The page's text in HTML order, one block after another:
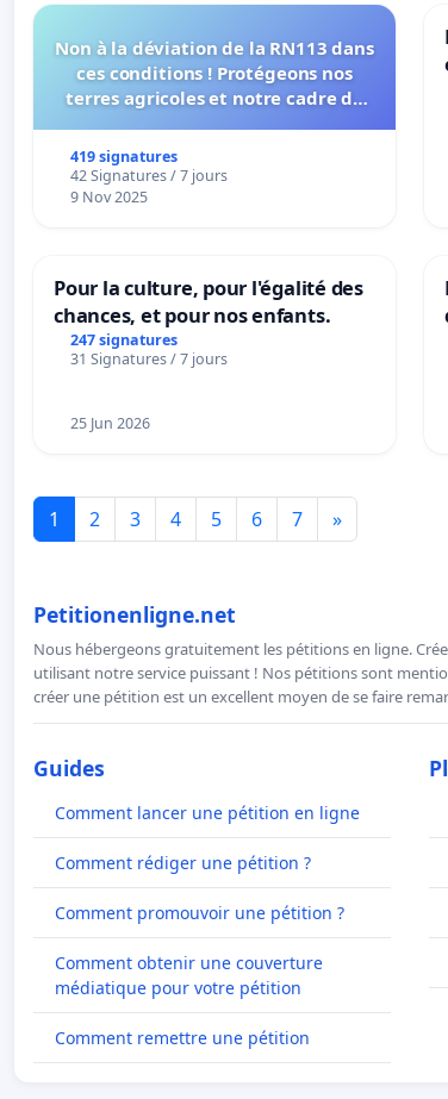
Non à la déviation de la RN113 dans
ces conditions ! Protégeons nos
terres agricoles et notre cadre de
419 signatures
42 Signatures / 7 jours
9 Nov 2025
Pour la culture, pour l'égalité des
chances, et pour nos enfants.
247 signatures
31 Signatures / 7 jours
25 Jun 2026
1 2 3 4 5 6 7 »
Petitionenligne.net
Nous hébergeons gratuitement les pétitions en ligne.
utilisant notre service puissant ! Nos pétitions sont
créer une pétition est un excellent moyen de se faire
Guides
Comment lancer une pétition en ligne
Comment rédiger une pétition ?
Comment promouvoir une pétition ?
Comment obtenir une couverture
médiatique pour votre pétition
Comment remettre une pétition